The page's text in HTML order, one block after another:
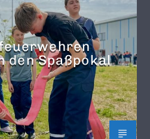
den Spaßpokal